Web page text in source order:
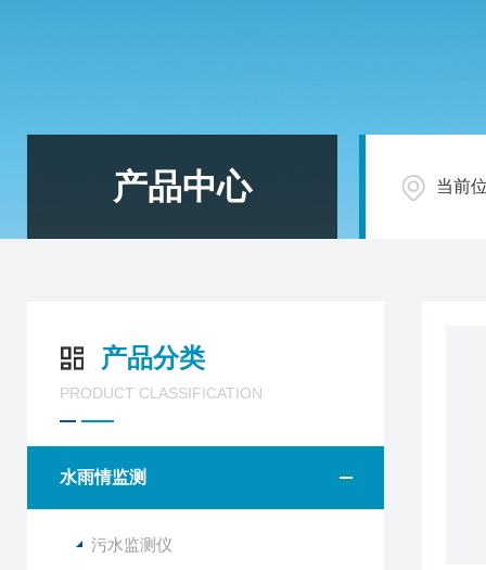
产品中心 当前
产品分类
PRODUCT CLASSIFICATION
水雨情监测
污水监测仪